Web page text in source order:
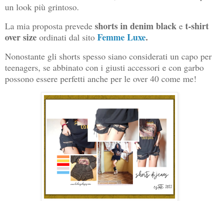
un look più grintoso.
La mia proposta prevede shorts in denim black e t-shirt
over size ordinati dal sito Femme Luxe.
Nonostante gli shorts spesso siano considerati un capo per
teenagers, se abbinato con i giusti accessori e con garbo
possono essere perfetti anche per le over 40 come me!